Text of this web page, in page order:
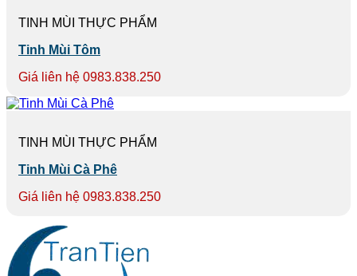
TINH MÙI THỰC PHẨM
Tinh Mùi Tôm
Giá liên hệ 0983.838.250
TINH MÙI THỰC PHẨM
Tinh Mùi Cà Phê
Giá liên hệ 0983.838.250